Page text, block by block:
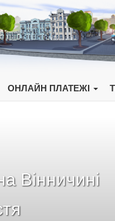
ОНЛАЙН ПЛАТЕЖІ
Вінничині